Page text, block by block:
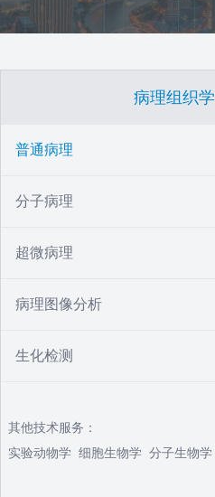
病理组织学
普通病理
分子病理
超微病理
病理图像分析
生化检测
其他技术服务：
实验动物学 细胞生物学 分子生物学